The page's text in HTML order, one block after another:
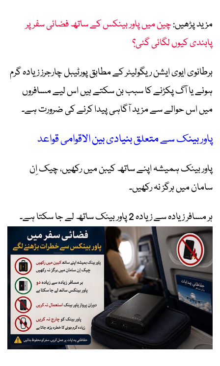
مزید پڑھیں:چین میں پاور بینکس کے ساتھ فضائی سفر پر
پابندی کیوں لگائی گئی؟
برطانوی ایوی ایشن ریگولیٹر کے مطابق پورٹیبل چارجرز زیادہ گرم
ہونے یا آگ پکڑنے کا سبب بن سکتے ہیں اس لیے مسافروں
میں اس حوالے سے مزید آگاہی پیدا کرنے کی ضرورت ہے۔
پاور بینک سے متعلق بنیادی بین الاقوامی قواعد
پاور بینک ہمیشہ اپنے ساتھ کیبن میں رکھیں، چیک اِن
سامان میں ہرگز نہ رکھیں۔
ہر مسافر زیادہ سے زیادہ 2 پاور بینک ساتھ لے جا سکتا ہے۔